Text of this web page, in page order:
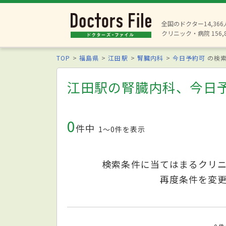
全国のドクター14,366
クリニック・病院
TOP 福島県 江田駅 腎臓内科 今日予約可 の検
江田駅の腎臓内科、今日
0件中 1〜0件を表示
検索条件に当てはまるクリ
再度条件を変